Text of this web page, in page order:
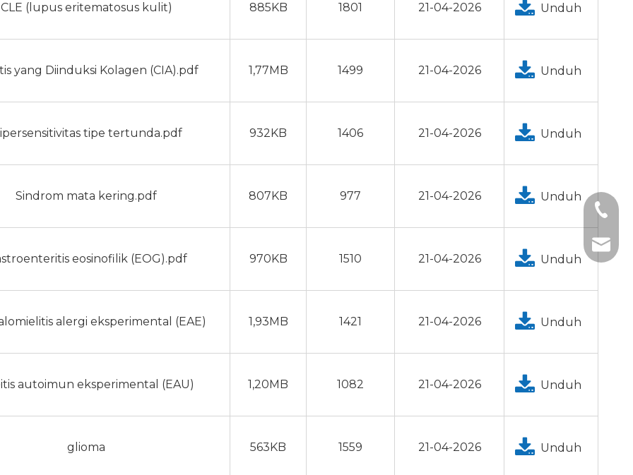
CLE (lupus eritematosus kulit) 885KB 1801 21-04-2026 Unduh
yang Diinduksi Kolagen (CIA).pdf 1,77MB 1499 21-04-2026 Unduh
tipe tertunda.pdf 932KB 1406 21-04-2026 Unduh
Sindrom mata kering.pdf 807KB 977 21-04-2026 Unduh
eosinofilik (EOG).pdf 970KB 1510 21-04-2026 Unduh
alergi eksperimental (EAE) 1,93MB 1421 21-04-2026 Unduh
autoimun eksperimental (EAU) 1,20MB 1082 21-04-2026 Unduh
glioma 563KB 1559 21-04-2026 Unduh
+1
+86-